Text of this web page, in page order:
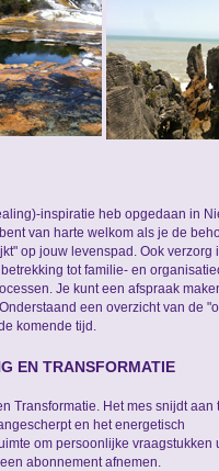
inspiratie heb opgedaan in
van harte welkom als je de
op jouw levenspad. Ook verzorg
tot familie- en
Je kunt een afspraak
een overzicht van de
komende tijd.
EN TRANSFORMATIE
Transformatie. Het mes snijdt aan
en het energetisch
om persoonlijke vraagstukken
abonnement afnemen.